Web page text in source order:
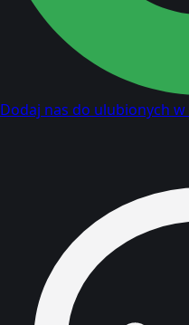
Dodaj nas do ulubionych